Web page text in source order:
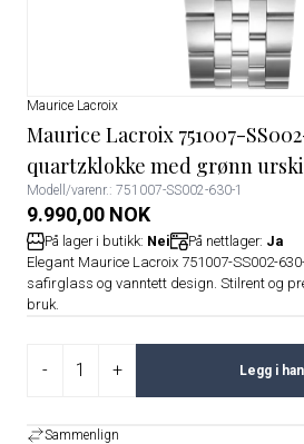
Maurice Lacroix
Maurice Lacroix 751007-
quartzklokke med grønn
Modell/varenr.: 751007-SS002-630-1
9.990,00 NOK
På lager i butikk: Nei På nettlager: Ja
Elegant Maurice Lacroix 751007-SS002-
safirglass og vanntett design. Stilrent og
bruk.
- + Legg i
Sammenlign